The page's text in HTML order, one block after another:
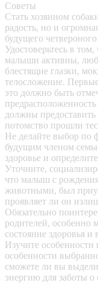
Советы
Стать хозяином
радость, но и
будущего
Удостоверьтесь в
малыши активны,
блестящие глазки,
телосложение.
это должно быть
должны
потомство прошли
Не делайте выбор по
будущим членом
здоровье и
Уточните,
что малыш с
животными, был
проявляет ли он
Обязательно
родителей, особенно
состояние здоровья и
Изучите особенности
особенности
сможете ли вы
энергию для заботы